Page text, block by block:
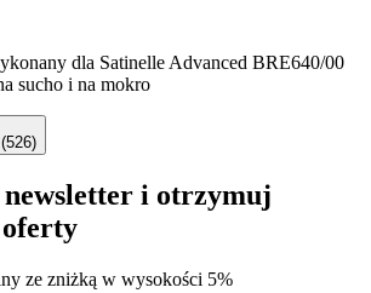
dla Satinelle Advanced BRE640/00
sucho i na mokro
newsletter i otrzymuj
ze zniżką w wysokości 5%